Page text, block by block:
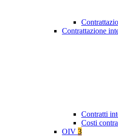
Contrattazione
Contratti
Costi
OIV 3